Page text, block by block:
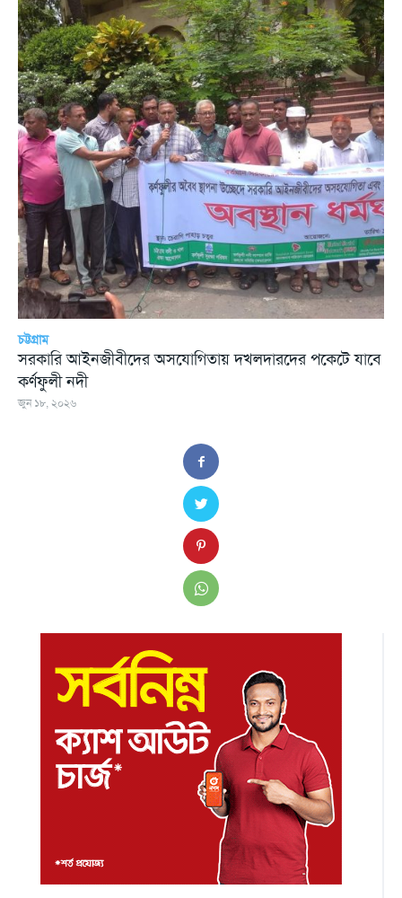
চট্টগ্রাম
সরকারি আইনজীবীদের অসযোগিতায় দখলদারদের পকেটে যাবে
কর্ণফুলী নদী
জুন ১৮, ২০২৬